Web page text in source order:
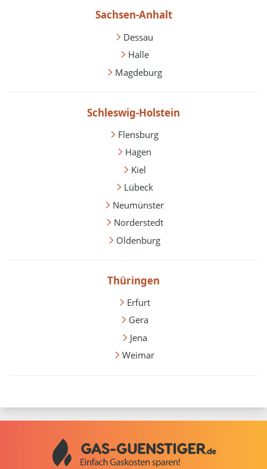
Sachsen-Anhalt
Dessau
Halle
Magdeburg
Schleswig-Holstein
Flensburg
Hagen
Kiel
Lübeck
Neumünster
Norderstedt
Oldenburg
Thüringen
Erfurt
Gera
Jena
Weimar